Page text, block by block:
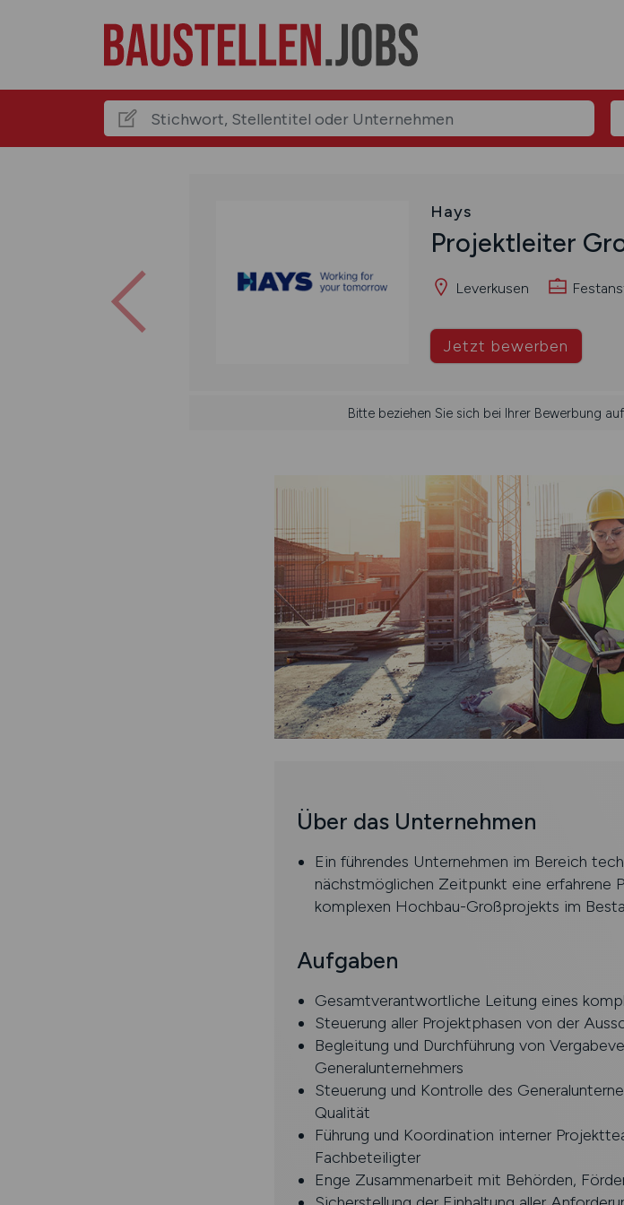
Hays
Projektleiter
Leverkusen
Jetzt bewerben
Bitte beziehen Sie sich bei Ihrer Bewerbung auf
Über das Unternehmen
Ein führendes Unternehmen im Bereich
nächstmöglichen Zeitpunkt eine erfahrene
komplexen Hochbau-Großprojekts im
Aufgaben
Gesamtverantwortliche Leitung eines
Steuerung aller Projektphasen von der
Begleitung und Durchführung von
Generalunternehmers
Steuerung und Kontrolle des
Qualität
Führung und Koordination interner
Fachbeteiligter
Enge Zusammenarbeit mit Behörden,